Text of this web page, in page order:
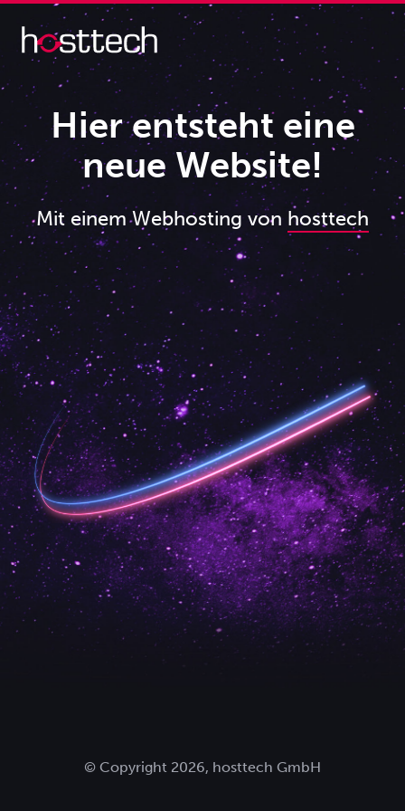
Hier entsteht eine
neue Website!
Mit einem Webhosting von hosttech
© Copyright 2026, hosttech GmbH